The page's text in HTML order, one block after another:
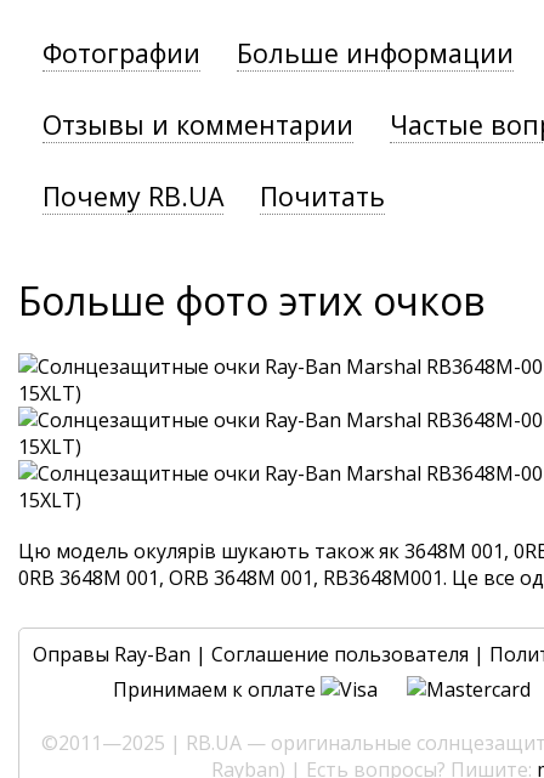
Фотографии Больше информации
Отзывы и комментарии Частые
Почему RB.UA Почитать
Больше фото этих очков
Цю модель окулярів шукають також як 3648M 001,
0RB 3648M 001, ORB 3648M 001, RB3648M001. Це все
Оправы Ray-Ban | Соглашение пользователя |
Принимаем к оплате
©2011—2025 | RB.UA — оригинальные
Rayban) | Есть вопросы? Пишите: